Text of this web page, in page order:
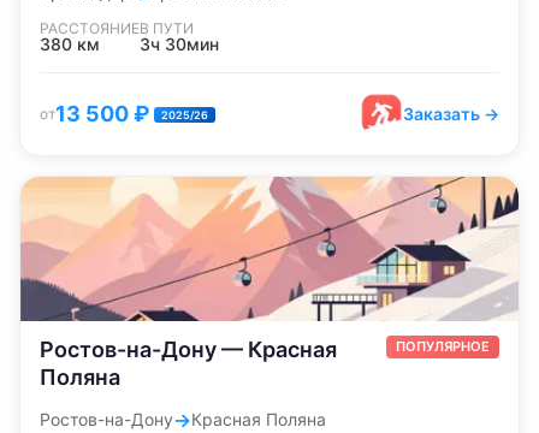
РАССТОЯНИЕ
380 км
В ПУТИ
3ч 30мин
от13 500₽ 2025/26 Заказать →
Ростов-на-Дону — Красная
Поляна
ПОПУЛЯРНОЕ
Ростов-на-Дону→Красная Поляна